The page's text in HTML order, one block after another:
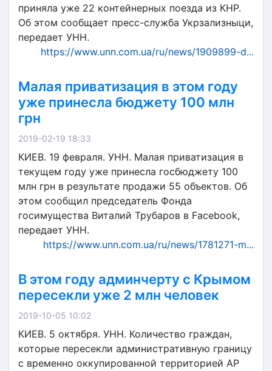
приняла уже 22 контейнерных поезда из КНР.
Об этом сообщает пресс-служба Укрзализныци,
передает УНН.
https://www.unn.com.ua/ru/news/1909899-d...
Малая приватизация в этом году
уже принесла бюджету 100 млн
грн
2019-02-19 18:33
КИЕВ. 19 февраля. УНН. Малая приватизация в
текущем году уже принесла госбюджету 100
млн грн в результате продажи 55 объектов. Об
этом сообщил председатель Фонда
госимущества Виталий Трубаров в Facebook,
передает УНН.
https://www.unn.com.ua/ru/news/1781271-m...
В этом году админчерту с Крымом
пересекли уже 2 млн человек
2019-10-05 10:02
КИЕВ. 5 октября. УНН. Количество граждан,
которые пересекли административную границу
с временно оккупированной территорией АР